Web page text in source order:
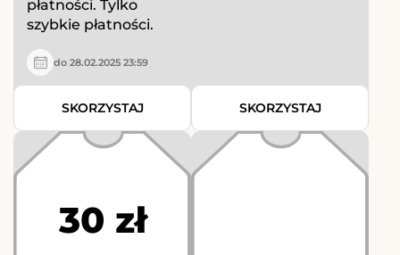
płatności. Tylko
szybkie płatności.
do 28.02.2025 23:59
SKORZYSTAJ SKORZYSTAJ
30 zł